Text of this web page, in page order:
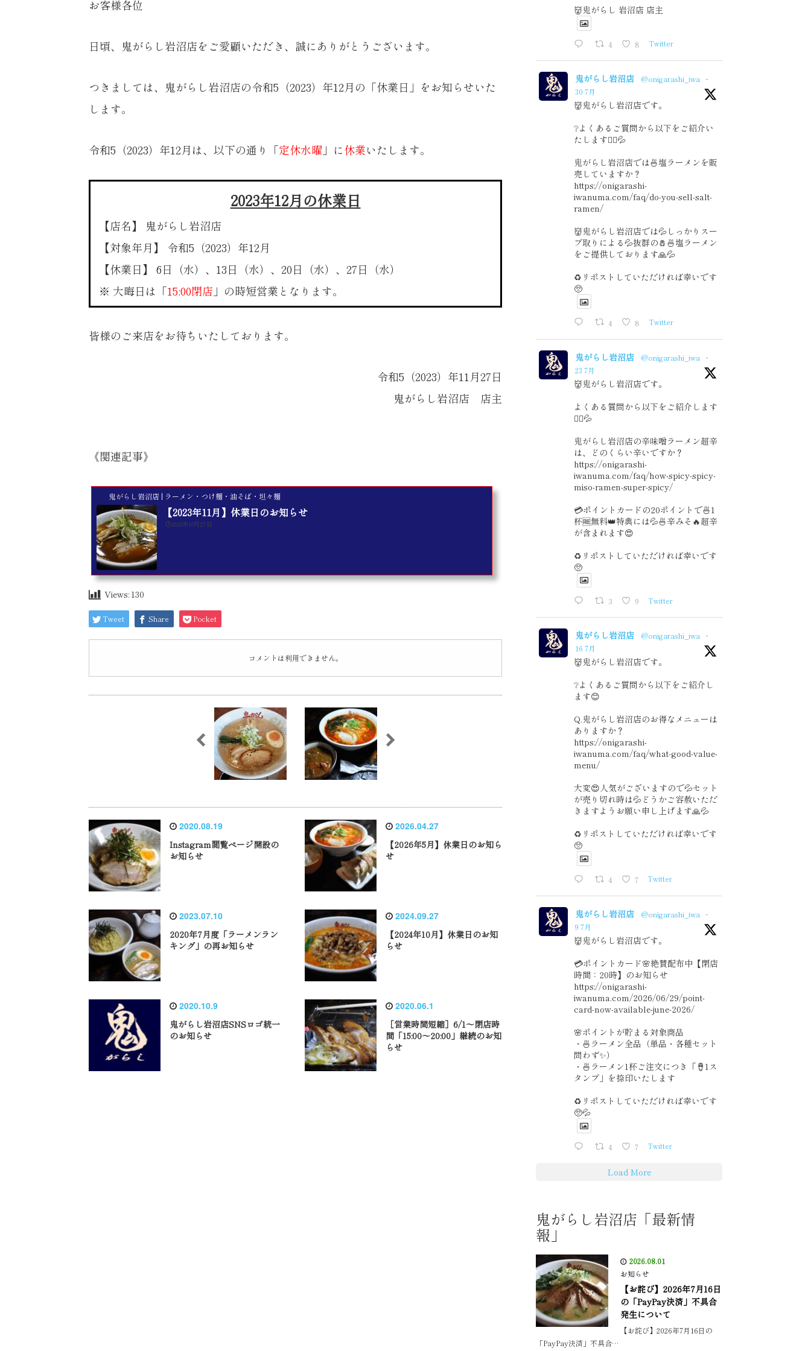
お客様各位
日頃、鬼がらし岩沼店をご愛顧いただき、誠にありがとうございます。
つきましては、鬼がらし岩沼店の令和5（2023）年12月の「休業日」をお知らせいた
します。
令和5（2023）年12月は、以下の通り「定休水曜 」に休業いたします。
2023年12月の休業日
【店名】 鬼がらし岩沼店
【対象年月】 令和5（2023）年12月
【休業日】 6日（水）、13日（水）、20日（水）、27日（水）
※ 大晦日は「15:00閉店 」の時短営業となります。
皆様のご来店をお待ちいたしております。
令和5（2023）年11月27日
鬼がらし岩沼店 店主
《関連記事》
鬼がらし岩沼店 | ラーメン・つけ麺・油そば・坦々麺
【2023年11月】休業日のお知らせ
🕒️2023年10月27日
Views: 130
Tweet Share Pocket
コメントは利用できません。
2020.08.19
Instagram閲覧ページ開設の
お知らせ
2026.04.27
【2026年5月】休業日のお知ら
せ
2023.07.10
2020年7月度「ラーメンラン
キング」の再お知らせ
2024.09.27
【2024年10月】休業日のお知
らせ
2020.10.9
鬼がらし岩沼店SNSロゴ統一
のお知らせ
2020.06.1
［営業時間短縮］6/1〜閉店時
間「15:00〜20:00」継続のお知
らせ
👹鬼がらし 岩沼店 店主
4 8 Twitter
鬼がらし岩沼店 @onigarashi_iwa
·
30 7月
👹鬼がらし岩沼店です。
❔よくあるご質問から以下をご紹介い
たします🙇‍♂️💦
鬼がらし岩沼店では🍜塩ラーメンを販
売していますか？
https://onigarashi-
iwanuma.com/faq/do-you-sell-salt-
ramen/
👹鬼がらし岩沼店では💦しっかりスー
プ取りによる💦抜群の🧂🍜塩ラーメン
をご提供しております🙏💦
♻️リポストしていただければ幸いです
🥺
4 8 Twitter
鬼がらし岩沼店 @onigarashi_iwa
·
23 7月
👹鬼がらし岩沼店です。
よくある質問から以下をご紹介します
🙇‍♂️💦
鬼がらし岩沼店の辛味噌ラーメン超辛
は、どのくらい辛いですか？
https://onigarashi-
iwanuma.com/faq/how-spicy-spicy-
miso-ramen-super-spicy/
💳ポイントカードの20ポイントで🍜1
杯🆓無料👑特典には💦🍜辛みそ🔥超辛
が含まれます😍
♻️リポストしていただければ幸いです
🥺
3 9 Twitter
鬼がらし岩沼店 @onigarashi_iwa
·
16 7月
👹鬼がらし岩沼店です。
❔よくあるご質問から以下をご紹介し
ます😊
Q.鬼がらし岩沼店のお得なメニューは
ありますか？
https://onigarashi-
iwanuma.com/faq/what-good-value-
menu/
大変😍人気がございますので💦セット
が売り切れ時は💦どうかご容赦いただ
きますようお願い申し上げます🙏💦
♻️リポストしていただければ幸いです
🥺
4 7 Twitter
鬼がらし岩沼店 @onigarashi_iwa
·
9 7月
👹鬼がらし岩沼店です。
💳ポイントカード🌸絶賛配布中【閉店
時間：20時】のお知らせ
https://onigarashi-
iwanuma.com/2026/06/29/point-
card-now-available-june-2026/
🌸ポイントが貯まる対象商品
・🍜ラーメン全品（単品・各種セット
問わず✨）
・🍜ラーメン1杯ご注文につき「🪘1ス
タンプ」を捺印いたします
♻️リポストしていただければ幸いです
🥺💦
4 7 Twitter
Load More
鬼がらし岩沼店「最新情
報」
2026.08.01
お知らせ
【お詫び】2026年7月16日
の「PayPay決済」不具合
発生について
【お詫び】2026年7月16日の
「PayPay決済」不具合…